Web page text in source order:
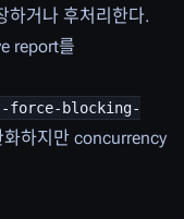
하거나 후처리한다.
report를
force-blocking-
하지만 concurrency